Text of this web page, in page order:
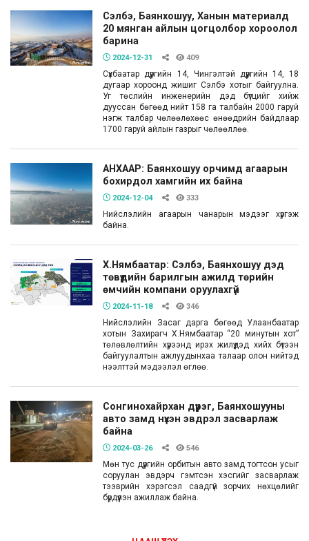
Сэлбэ, Баянхошуу, Ханын материалд
20 мянган айлын цогцолбор хороолол
барина
2024-12-31 409
Сүхбаатар дүүргийн 14, Чингэлтэй дүүргийн 14, 18
дугаар хороонд жишиг Сэлбэ хотыг байгуулна.
Уг төслийн инженерийн дэд бүтцийг хийж
дууссан бөгөөд нийт 158 га талбайн 2000 гаруй
нэгж талбар чөлөөлөхөөс өнөөдрийн байдлаар
1700 гаруй айлын газрыг чөлөөллөө.
АНХААР: Баянхошуу орчимд агаарын
бохирдол хамгийн их байна
2024-12-04 333
Нийслэлийн агаарын чанарын мэдээг хүргэж
байна.
Х.Нямбаатар: Сэлбэ, Баянхошуу дэд
төвүүдийн барилгын ажилд төрийн
өмчийн компани оруулахгүй
2024-11-18 346
Нийслэлийн Засаг дарга бөгөөд Улаанбаатар
хотын Захирагч Х.Нямбаатар “20 минутын хот”
төлөвлөлтийн хүрээнд ирэх жилүүдэд хийх бүтээн
байгуулалтын ажлуудынхаа талаар олон нийтэд
нээлттэй мэдээлэл өглөө.
Сонгинохайрхан дүүрэг, Баянхошууны
авто замд нүхэн эвдрэл засварлаж
байна
2024-03-26 546
Мөн тус дүүргийн орбитын авто замд тогтсон усыг
соруулан эвдэрч гэмтсэн хэсгийг засварлаж
тээврийн хэрэгсэл саадгүй зорчих нөхцөлийг
бүрдүүлэн ажиллаж байна.